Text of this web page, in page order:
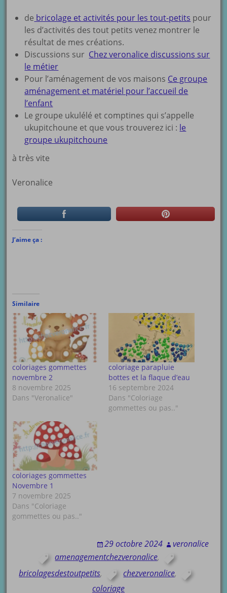
de bricolage et activités pour les tout-petits pour
les d’activités des tout petits venez montrer le
résultat de mes créations.
Discussions sur Chez veronalice discussions sur
le métier
Pour l’aménagement de vos maisons Ce groupe
aménagement et matériel pour l’accueil de
l’enfant
Le groupe ukulélé et comptines qui s’appelle
ukupitchoune et que vous trouverez ici : le
groupe ukupitchoune
à très vite
Veronalice
J’aime ça :
Similaire
coloriages gommettes
novembre 2
8 novembre 2025
Dans "Veronalice"
coloriage parapluie
bottes et la flaque d’eau
16 septembre 2024
Dans "Coloriage
gommettes ou pas.."
coloriages gommettes
Novembre 1
7 novembre 2025
Dans "Coloriage
gommettes ou pas.."
29 octobre 2024
veronalice
amenagementchezveronalice,
bricolagesdestoutpetits, chezveronalice,
coloriage